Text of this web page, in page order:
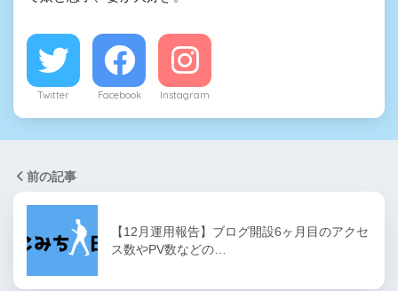
Twitter Facebook Instagram
前の記事
【12月運用報告】ブログ開設6ヶ月目のアクセ
ス数やPV数などの…